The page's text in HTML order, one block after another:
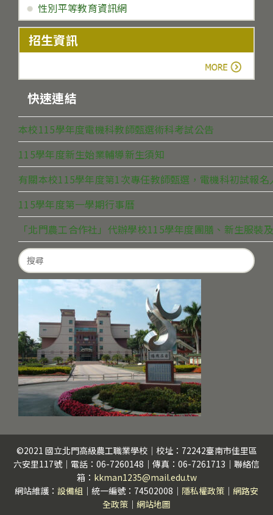
性別平等教育資訊網
招生資訊
快速連結
本校115學年度電機科教師甄選術科考試公告
115學年度新生始業輔導新生須知
有關本校115學年度第1次專任教師甄選，電機科初試報
115學年度第一學期行事曆
「北門農工合作社」代辦學校115學年度團膳、新生服裝
Search
for:
©2021 國立北門高級農工職業學校｜校址：72242臺南市佳里區
六安里117號｜電話：06-7260148｜傳真：06-7261713｜聯絡信
箱： kkman1235@mail.edu.tw
網站維護： 設備組 ｜統一編號：74502008｜ 隱私權政策 ｜ 網路安
全政策 ｜ 網站地圖